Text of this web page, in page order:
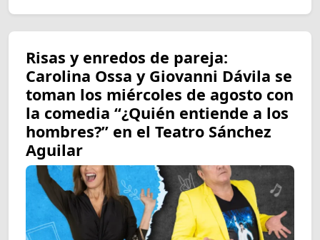
Risas y enredos de pareja:
Carolina Ossa y Giovanni Dávila se
toman los miércoles de agosto con
la comedia “¿Quién entiende a los
hombres?” en el Teatro Sánchez
Aguilar